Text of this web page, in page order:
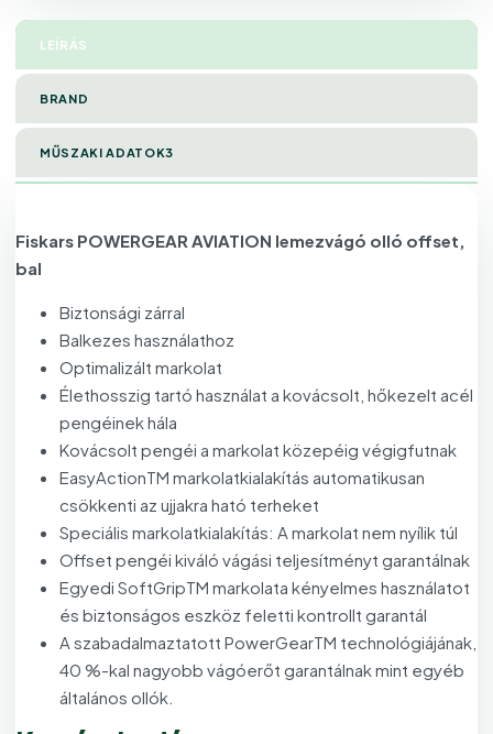
LEÍRÁS
BRAND
MŰSZAKI ADATOK3
Fiskars POWERGEAR AVIATION lemezvágó olló offset,
bal
Biztonsági zárral
Balkezes használathoz
Optimalizált markolat
Élethosszig tartó használat a kovácsolt, hőkezelt acél
pengéinek hála
Kovácsolt pengéi a markolat közepéig végigfutnak
EasyActionTM markolatkialakítás automatikusan
csökkenti az ujjakra ható terheket
Speciális markolatkialakítás: A markolat nem nyílik túl
Offset pengéi kiváló vágási teljesítményt garantálnak
Egyedi SoftGripTM markolata kényelmes használatot
és biztonságos eszköz feletti kontrollt garantál
A szabadalmaztatott PowerGearTM technológiájának,
40 %-kal nagyobb vágóerőt garantálnak mint egyéb
általános ollók.